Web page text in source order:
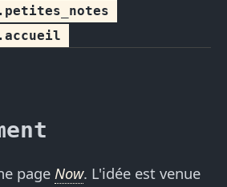
page Now. L'idée est venue